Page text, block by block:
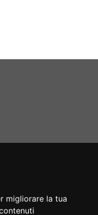
migliorare la tua